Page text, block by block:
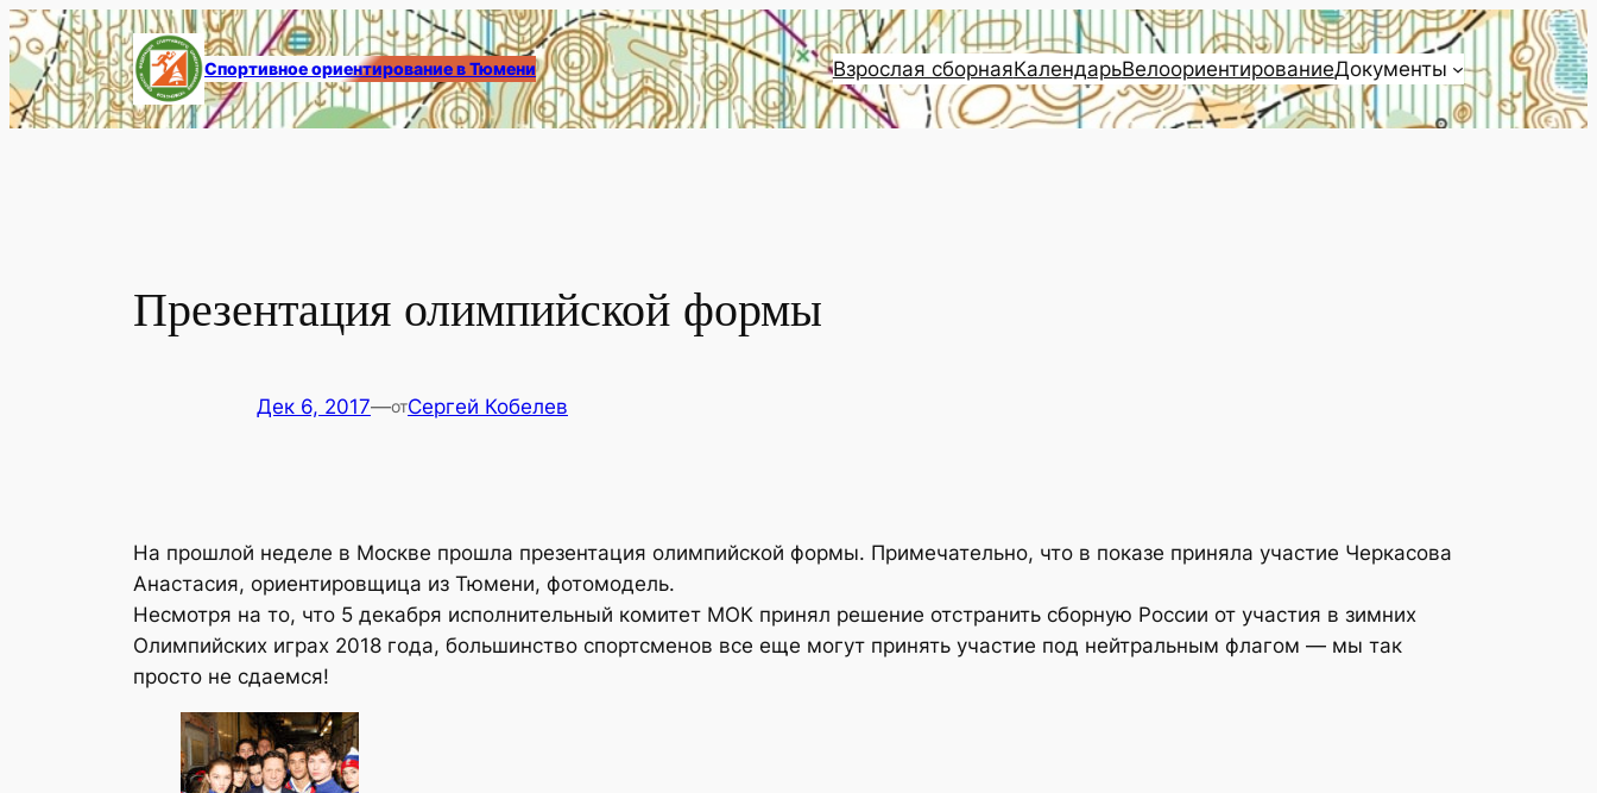
Перейти
к
содержимому
Спортивное ориентирование в Тюмени Взрослая сборнаяКалендарьВелоориентированиеДокументы
Презентация олимпийской формы
Дек 6, 2017—отСергей Кобелев
На прошлой неделе в Москве прошла презентация олимпийской формы. Примечательно, что в показе приняла участие Черкасова
Анастасия, ориентировщица из Тюмени, фотомодель.
Несмотря на то, что 5 декабря исполнительный комитет МОК принял решение отстранить сборную России от участия в зимних
Олимпийских играх 2018 года, большинство спортсменов все еще могут принять участие под нейтральным флагом — мы так
просто не сдаемся!